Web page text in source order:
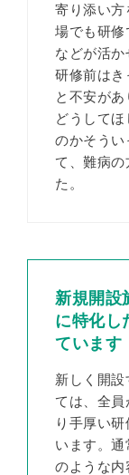
寄り添い方
場でも研修
などが活か
研修前はき
と不安があ
どうして
のかそうい
て、難病の
た。
新規開設
に特化し
ています
新しく開
ては、全員
り手厚い
います。
のような内